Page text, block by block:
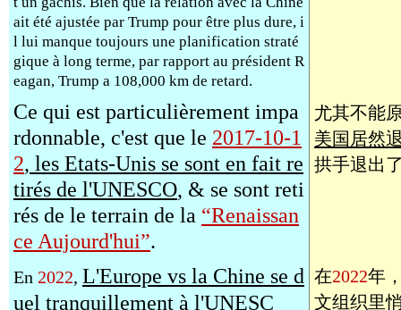
ait été ajustée par Trump pour être plus dure, i
l lui manque toujours une planification straté
gique à long terme, par rapport au président R
eagan, Trump a 108,000 km de retard.
Ce qui est particulièrement impa
rdonnable, c'est que le 2017-10-1
2, les Etats-Unis se sont en fait re
tirés de l'UNESCO, & se sont reti
rés de le terrain de la “Renaissan
ce Aujourd'hui”.
尤其不能
美国居然
拱手退出
En 2022, L'Europe vs la Chine se d
uel tranquillement à l'UNESC
在2022年
文组织里